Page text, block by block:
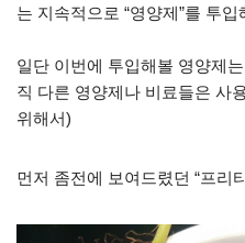
는 지속적으로 “영양제”를 투
일단 이번에 투입해볼 영양제
직 다른 영양제나 비료들은 사
위해서)
먼저 좀전에 보여드렸던 “프리